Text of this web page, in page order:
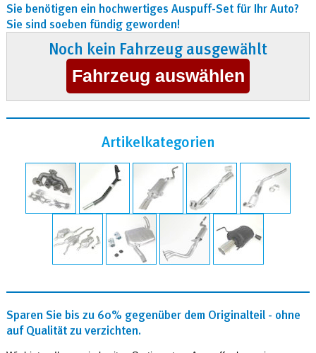
Sie benötigen ein hochwertiges Auspuff-Set für Ihr Auto?
Sie sind soeben fündig geworden!
Noch kein Fahrzeug ausgewählt
Artikelkategorien
Sparen Sie bis zu 60% gegenüber dem Originalteil - ohne
auf Qualität zu verzichten.